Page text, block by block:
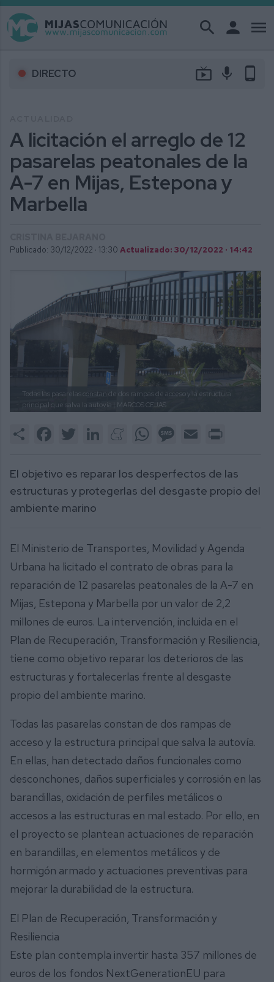
search person menu
DIRECTO live_tv mic phone_android
A licitación el arreglo de 12
pasarelas peatonales de la
A-7 en Mijas, Estepona y
Marbella
Publicado: 30/12/2022 · 13:30 Actualizado: 30/12/2022 · 14:42
Todas las pasarelas constan de dos rampas de acceso y la estructura
principal que salva la autovía | MARCOS CEJAS
Share FacebookTwitter LinkedInMeneameWhatsAppMessage
Email
El objetivo es reparar los desperfectos de las
estructuras y protegerlas del desgaste propio del
ambiente marino
El Ministerio de Transportes, Movilidad y Agenda
Urbana ha licitado el contrato de obras para la
reparación de 12 pasarelas peatonales de la A-7 en
Mijas, Estepona y Marbella por un valor de 2,2
millones de euros. La intervención, incluida en el
Plan de Recuperación, Transformación y Resiliencia,
tiene como objetivo reparar los deterioros de las
estructuras y fortalecerlas frente al desgaste
propio del ambiente marino.
Todas las pasarelas constan de dos rampas de
acceso y la estructura principal que salva la autovía.
En ellas, han detectado daños funcionales como
desconchones, daños superficiales y corrosión en las
barandillas, oxidación de perfiles metálicos o
accesos a las estructuras en mal estado. Por ello, en
el proyecto se plantean actuaciones de reparación
en barandillas, en elementos metálicos y de
hormigón armado y actuaciones preventivas para
mejorar la durabilidad de la estructura.
El Plan de Recuperación, Transformación y
Resiliencia
Este plan contempla invertir hasta 357 millones de
euros de los fondos NextGenerationEU para